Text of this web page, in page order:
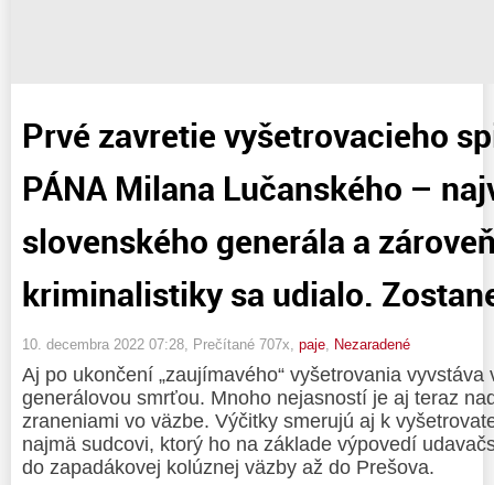
Prvé zavretie vyšetrovacieho
PÁNA Milana Lučanského –
slovenského generála a
kriminalistiky sa udialo.
10. decembra 2022 07:28 , Prečítané 707x, paje Nezaradené
Aj po ukončení „zaujímavého“ vyšetrovania
generálovou smrťou. Mnoho nejasností je aj teraz
zraneniami vo väzbe. Výčitky smerujú aj k
najmä sudcovi, ktorý ho na základe výpovedí
do zapadákovej kolúznej väzby až do Prešova.